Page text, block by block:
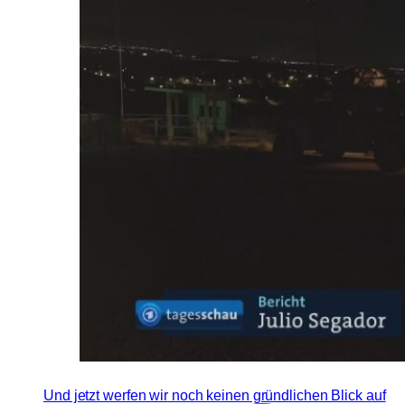
Und jetzt werfen wir noch keinen gründlichen Blick auf